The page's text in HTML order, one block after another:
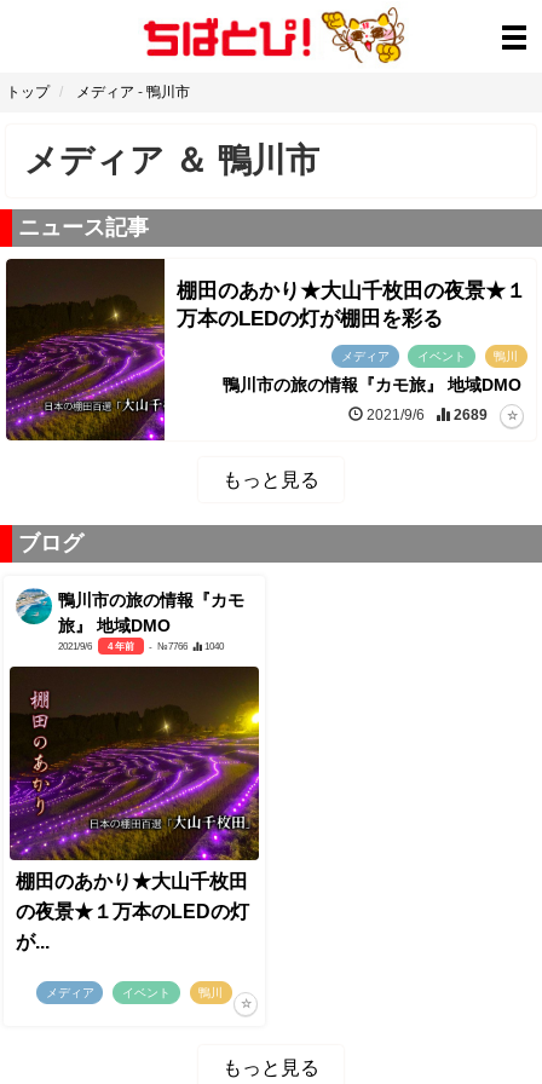
トップ メディア - 鴨川市
メディア ＆ 鴨川市
ニュース記事
棚田のあかり★大山千枚田の夜景★１
万本のLEDの灯が棚田を彩る
メディア イベント 鴨川
鴨川市の旅の情報『カモ旅』 地域DMO
2021/9/6 2689
もっと見る
ブログ
鴨川市の旅の情報『カモ
旅』 地域DMO
2021/9/6 4 年前 - №7766 1040
棚田のあかり★大山千枚田
の夜景★１万本のLEDの灯
が...
メディア イベント 鴨川
もっと見る